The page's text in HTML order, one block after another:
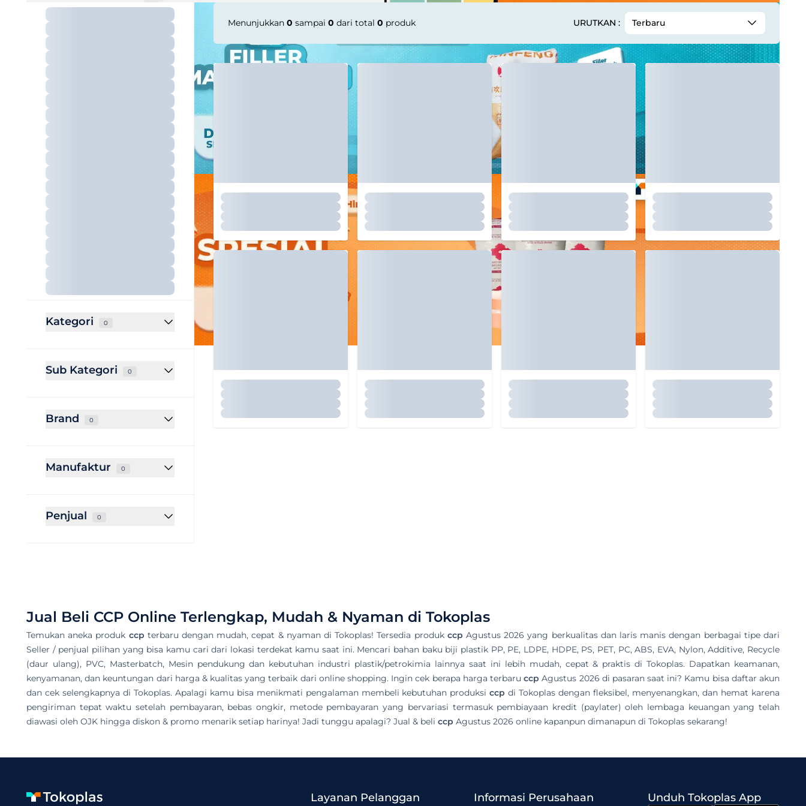
Kategori 0
Sub Kategori 0
Brand 0
Manufaktur 0
Penjual 0
Menunjukkan 0 sampai 0 dari total 0 produk URUTKAN : Terbaru
Jual Beli CCP Online Terlengkap, Mudah & Nyaman di Tokoplas
Temukan aneka produk ccp terbaru dengan mudah, cepat & nyaman di Tokoplas! Tersedia produk ccp Agustus 2026 yang berkualitas dan laris manis dengan berbagai tipe dari
Seller / penjual pilihan yang bisa kamu cari dari lokasi terdekat kamu saat ini. Mencari bahan baku biji plastik PP, PE, LDPE, HDPE, PS, PET, PC, ABS, EVA, Nylon, Additive, Recycle
(daur ulang), PVC, Masterbatch, Mesin pendukung dan kebutuhan industri plastik/petrokimia lainnya saat ini lebih mudah, cepat & praktis di Tokoplas. Dapatkan keamanan,
kenyamanan, dan keuntungan dari harga & kualitas yang terbaik dari online shopping. Ingin cek berapa harga terbaruccp Agustus 2026 di pasaran saat ini? Kamu bisa daftar akun
dan cek selengkapnya di Tokoplas. Apalagi kamu bisa menikmati pengalaman membeli kebutuhan produksiccp di Tokoplas dengan fleksibel, menyenangkan, dan hemat karena
pengiriman tepat waktu setelah pembayaran, bebas ongkir, metode pembayaran yang bervariasi termasuk pembiayaan kredit (paylater) oleh lembaga keuangan yang telah
diawasi oleh OJK hingga diskon & promo menarik setiap harinya! Jadi tunggu apalagi? Jual & beli ccp Agustus 2026 online kapanpun dimanapun di Tokoplas sekarang!
Layanan Pelanggan Informasi Perusahaan Unduh Tokoplas App